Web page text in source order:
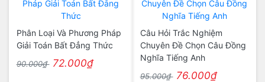
Phân Loại Và Phương Pháp
Giải Toán Bất Đẳng Thức
90.000₫ 72.000₫
Câu Hỏi Trắc Nghiệm
Chuyên Đề Chọn Câu Đồng
Nghĩa Tiếng Anh
95.000₫ 76.000₫